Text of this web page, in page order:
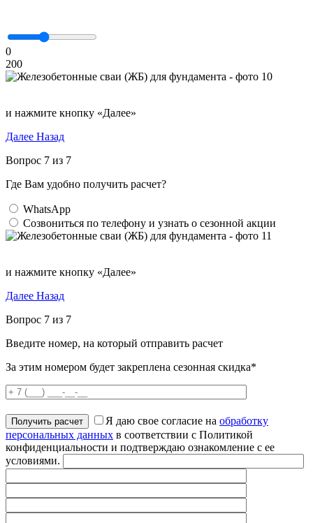
0
200
и нажмите кнопку «Далее»
Далее Назад
Вопрос 7 из 7
Где Вам удобно получить расчет?
WhatsApp
Созвониться по телефону и узнать о сезонной акции
и нажмите кнопку «Далее»
Далее Назад
Вопрос 7 из 7
Введите номер, на который отправить расчет
За этим номером будет закреплена сезонная скидка*
Я даю свое согласие на обработку
персональных данных в соответствии с Политикой
конфиденциальности и подтверждаю ознакомление с ее
условиями.